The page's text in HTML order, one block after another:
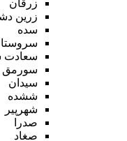
زرقان
زرین
سده
سعادت
سورمق
سیدان
ششده
شهرپیر
صدرا
صغاد